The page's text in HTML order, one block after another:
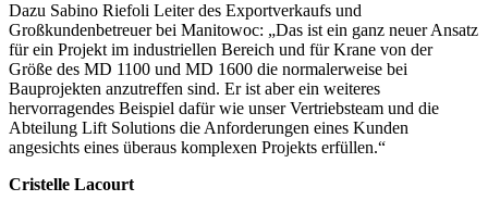
Dazu Sabino Riefoli Leiter des Exportverkaufs und
Großkundenbetreuer bei Manitowoc: „Das ist ein ganz neuer Ansatz
für ein Projekt im industriellen Bereich und für Krane von der
Größe des MD 1100 und MD 1600 die normalerweise bei
Bauprojekten anzutreffen sind. Er ist aber ein weiteres
hervorragendes Beispiel dafür wie unser Vertriebsteam und die
Abteilung Lift Solutions die Anforderungen eines Kunden
angesichts eines überaus komplexen Projekts erfüllen.“
Cristelle Lacourt